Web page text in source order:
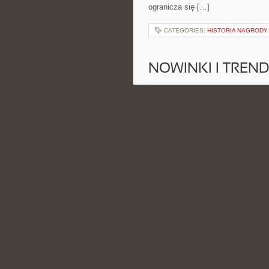
ogranicza się […]
CATEGORIES: HISTORIA
NOWINKI I